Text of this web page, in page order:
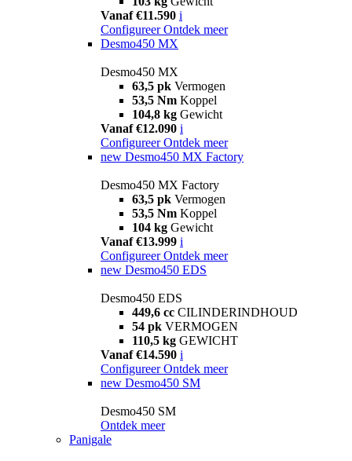
Vanaf €11.590 i
Configureer Ontdek meer
Desmo450 MX
Desmo450 MX
63,5 pk Vermogen
53,5 Nm Koppel
104,8 kg Gewicht
Vanaf €12.090 i
Configureer Ontdek meer
new Desmo450 MX Factory
Desmo450 MX Factory
63,5 pk Vermogen
53,5 Nm Koppel
104 kg Gewicht
Vanaf €13.999 i
Configureer Ontdek meer
new Desmo450 EDS
Desmo450 EDS
449,6 cc CILINDERINDHOUD
54 pk VERMOGEN
110,5 kg GEWICHT
Vanaf €14.590 i
Configureer Ontdek meer
new Desmo450 SM
Desmo450 SM
Ontdek meer
Panigale